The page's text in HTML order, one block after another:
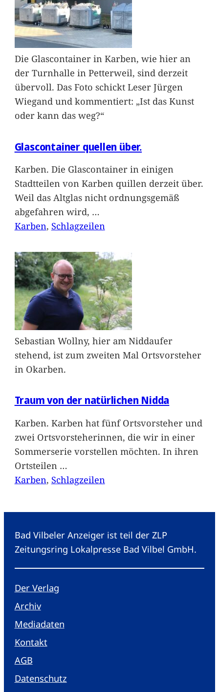
Die Glascontainer in Karben, wie hier an
der Turnhalle in Petterweil, sind derzeit
übervoll. Das Foto schickt Leser Jürgen
Wiegand und kommentiert: „Ist das Kunst
oder kann das weg?“
Glascontainer quellen über.
Karben. Die Glascontainer in einigen
Stadtteilen von Karben quillen derzeit über.
Weil das Altglas nicht ordnungsgemäß
abgefahren wird, …
Karben, Schlagzeilen
Sebastian Wollny, hier am Niddaufer
stehend, ist zum zweiten Mal Ortsvorsteher
in Okarben.
Traum von der natürlichen Nidda
Karben. Karben hat fünf Ortsvorsteher und
zwei Ortsvorsteherinnen, die wir in einer
Sommerserie vorstellen möchten. In ihren
Ortsteilen …
Karben, Schlagzeilen
Bad Vilbeler Anzeiger ist teil der ZLP
Zeitungsring Lokalpresse Bad Vilbel GmbH.
Der Verlag
Archiv
Mediadaten
Kontakt
AGB
Datenschutz